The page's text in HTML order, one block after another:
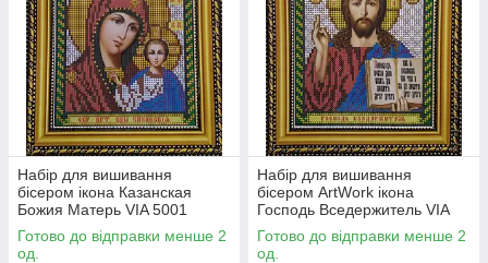
Набір для вишивання
бісером ікона Казанская
Божия Матерь VIA 5001
Готово до відправки менше 2
од.
Набір для вишивання
бісером ArtWork ікона
Господь Вседержитель VIA
5002
Готово до відправки менше 2
од.